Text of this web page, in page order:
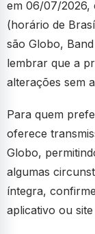
em 06/07/2026,
(horário de
são Globo,
lembrar que a
alterações sem
Para quem
oferece
Globo,
algumas
íntegra,
aplicativo ou